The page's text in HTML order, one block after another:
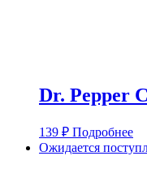
Dr. Pepper
139 ₽ Подробнее
Ожидается